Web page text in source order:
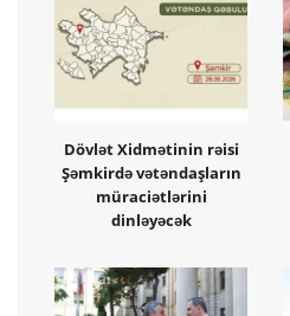
Dövlət Xidmətinin rəisi
Şəmkirdə vətəndaşların
müraciətlərini
dinləyəcək